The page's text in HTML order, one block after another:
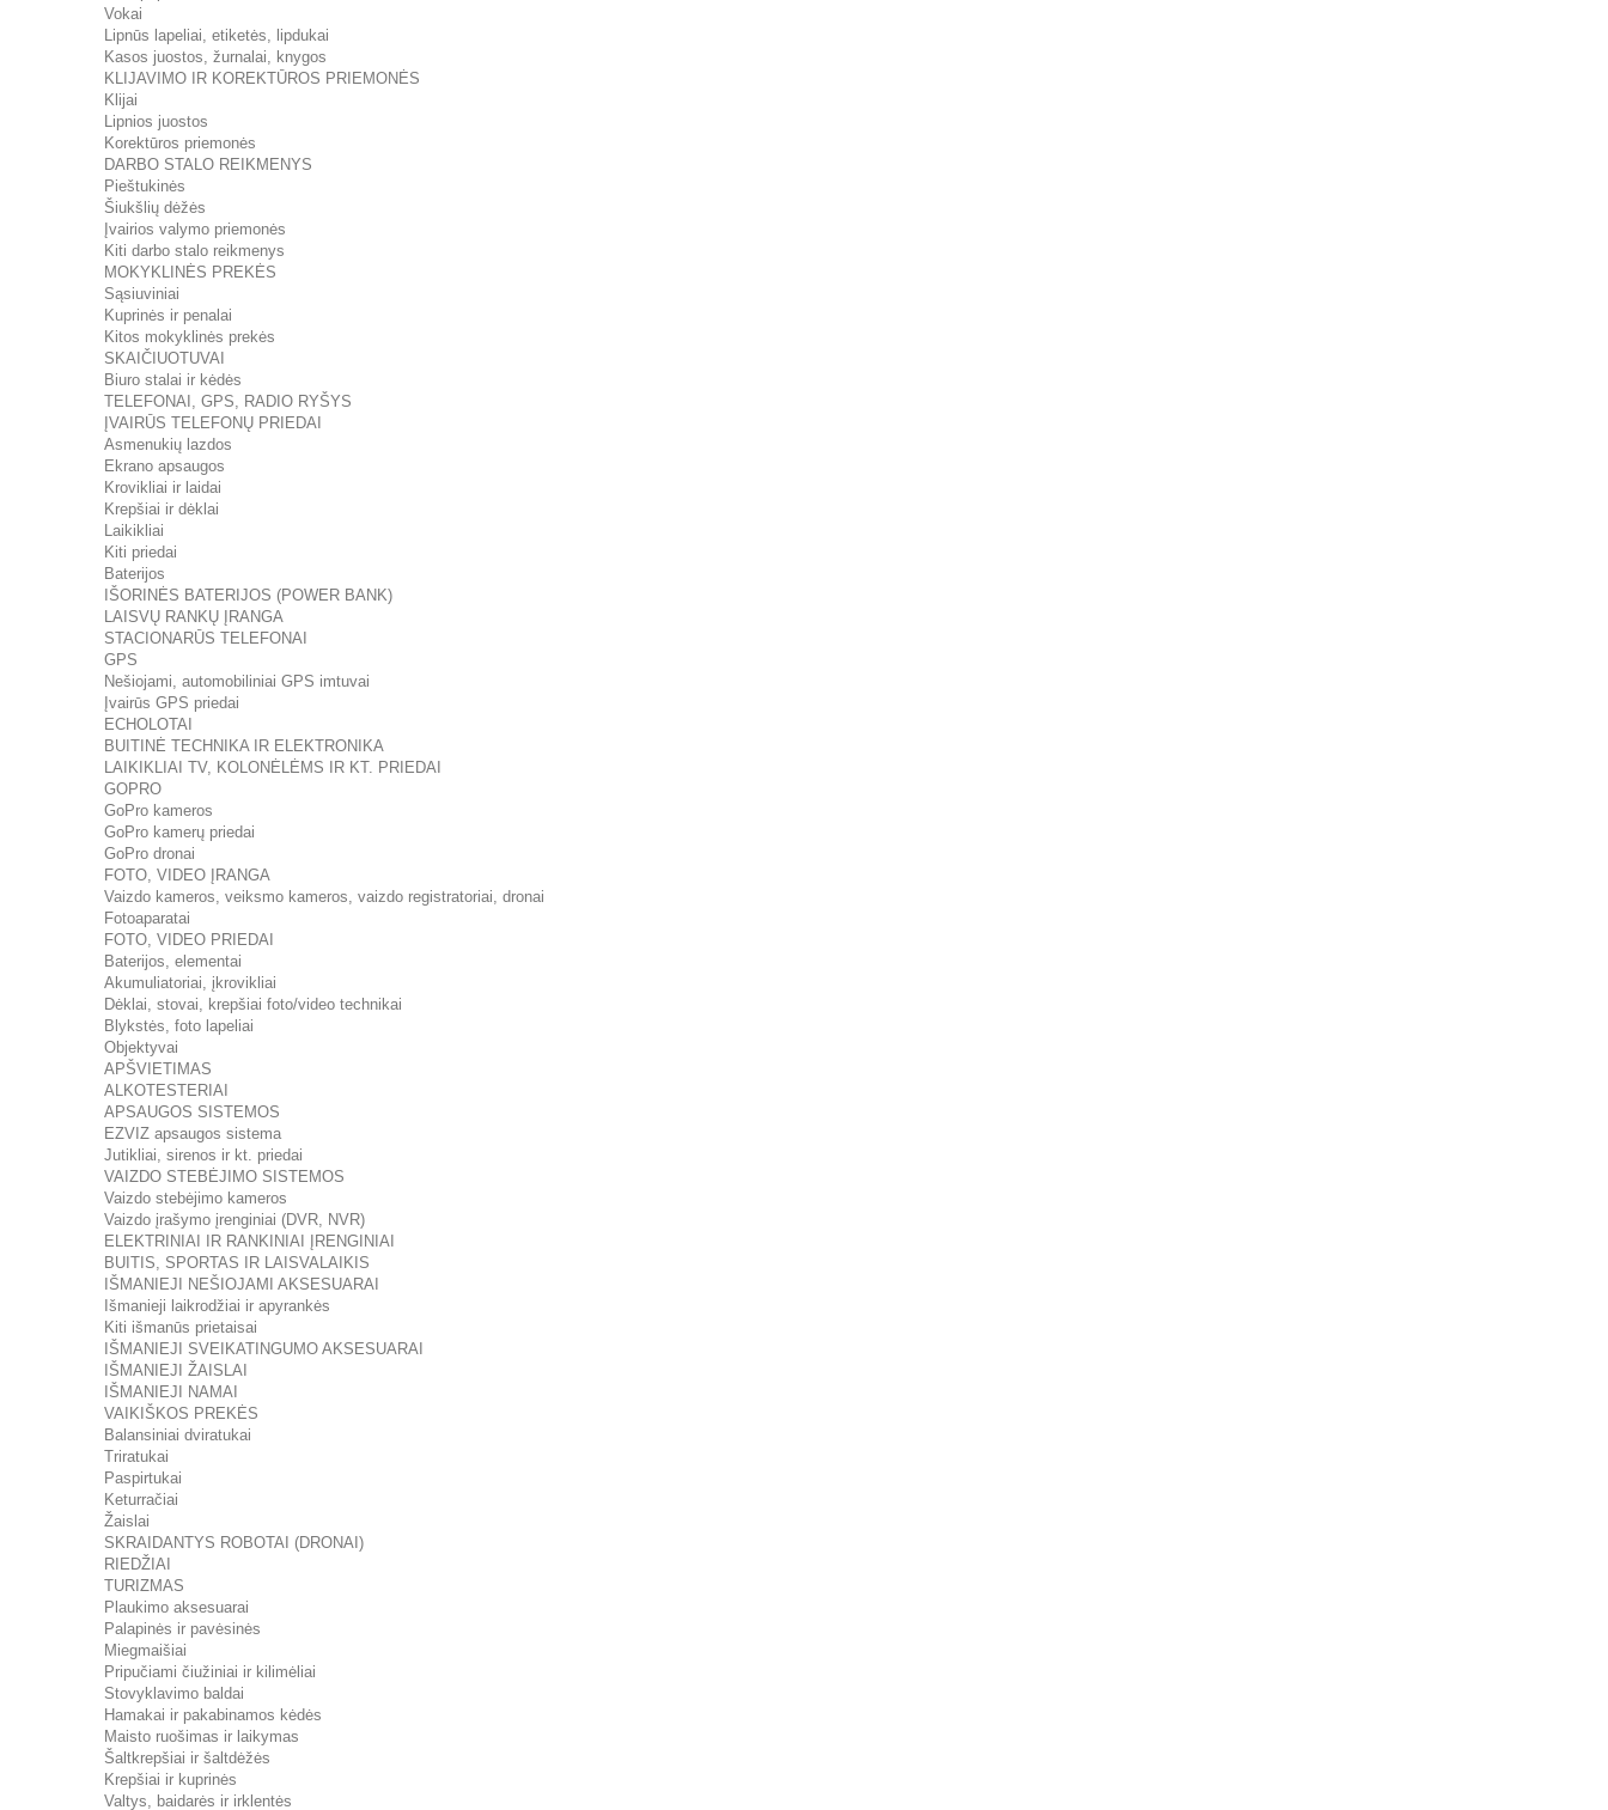
Vokai
Lipnūs lapeliai, etiketės, lipdukai
Kasos juostos, žurnalai, knygos
KLIJAVIMO IR KOREKTŪROS PRIEMONĖS
Klijai
Lipnios juostos
Korektūros priemonės
DARBO STALO REIKMENYS
Pieštukinės
Šiukšlių dėžės
Įvairios valymo priemonės
Kiti darbo stalo reikmenys
MOKYKLINĖS PREKĖS
Sąsiuviniai
Kuprinės ir penalai
Kitos mokyklinės prekės
SKAIČIUOTUVAI
Biuro stalai ir kėdės
TELEFONAI, GPS, RADIO RYŠYS
ĮVAIRŪS TELEFONŲ PRIEDAI
Asmenukių lazdos
Ekrano apsaugos
Krovikliai ir laidai
Krepšiai ir dėklai
Laikikliai
Kiti priedai
Baterijos
IŠORINĖS BATERIJOS (POWER BANK)
LAISVŲ RANKŲ ĮRANGA
STACIONARŪS TELEFONAI
GPS
Nešiojami, automobiliniai GPS imtuvai
Įvairūs GPS priedai
ECHOLOTAI
BUITINĖ TECHNIKA IR ELEKTRONIKA
LAIKIKLIAI TV, KOLONĖLĖMS IR KT. PRIEDAI
GOPRO
GoPro kameros
GoPro kamerų priedai
GoPro dronai
FOTO, VIDEO ĮRANGA
Vaizdo kameros, veiksmo kameros, vaizdo registratoriai, dronai
Fotoaparatai
FOTO, VIDEO PRIEDAI
Baterijos, elementai
Akumuliatoriai, įkrovikliai
Dėklai, stovai, krepšiai foto/video technikai
Blykstės, foto lapeliai
Objektyvai
APŠVIETIMAS
ALKOTESTERIAI
APSAUGOS SISTEMOS
EZVIZ apsaugos sistema
Jutikliai, sirenos ir kt. priedai
VAIZDO STEBĖJIMO SISTEMOS
Vaizdo stebėjimo kameros
Vaizdo įrašymo įrenginiai (DVR, NVR)
ELEKTRINIAI IR RANKINIAI ĮRENGINIAI
BUITIS, SPORTAS IR LAISVALAIKIS
IŠMANIEJI NEŠIOJAMI AKSESUARAI
Išmanieji laikrodžiai ir apyrankės
Kiti išmanūs prietaisai
IŠMANIEJI SVEIKATINGUMO AKSESUARAI
IŠMANIEJI ŽAISLAI
IŠMANIEJI NAMAI
VAIKIŠKOS PREKĖS
Balansiniai dviratukai
Triratukai
Paspirtukai
Keturračiai
Žaislai
SKRAIDANTYS ROBOTAI (DRONAI)
RIEDŽIAI
TURIZMAS
Plaukimo aksesuarai
Palapinės ir pavėsinės
Miegmaišiai
Pripučiami čiužiniai ir kilimėliai
Stovyklavimo baldai
Hamakai ir pakabinamos kėdės
Maisto ruošimas ir laikymas
Šaltkrepšiai ir šaltdėžės
Krepšiai ir kuprinės
Valtys, baidarės ir irklentės